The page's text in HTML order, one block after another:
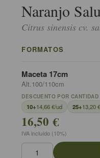
Naranjo
Citrus sinensis cv.
FORMATOS
Maceta 17cm
Alt.100/110cm
DESCUENTO POR CANTIDAD
10+14,66 €/ud 25+13,20
16,50 €
IVA incluído (10%)